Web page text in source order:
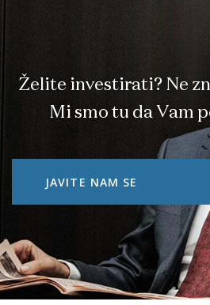
Želite investirati? Ne
Mi smo tu da Vam
JAVITE NAM SE